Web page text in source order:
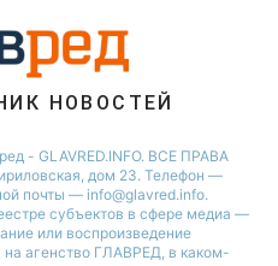
НОВОСТЕЙ
- GLAVRED.INFO. ВСЕ ПРАВА
дом 23. Телефон —
почты — info@glavred.info.
cубъектов в сфере медиа —
или воспроизведение
агенство ГЛАВРЕД, в каком-